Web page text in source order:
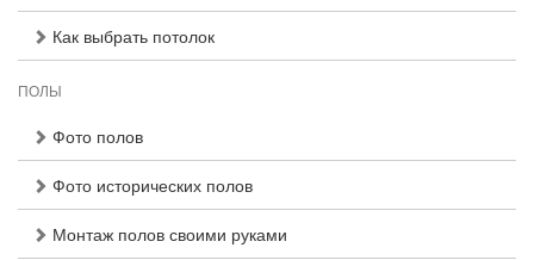
Как выбрать потолок
ПОЛЫ
Фото полов
Фото исторических полов
Монтаж полов своими руками